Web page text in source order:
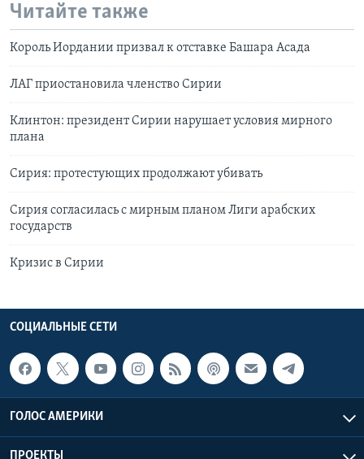
Читайте также
Король Иордании призвал к отставке Башара Асада
ЛАГ приостановила членство Сирии
Клинтон: президент Сирии нарушает условия мирного
плана
Сирия: протестующих продолжают убивать
Сирия согласилась с мирным планом Лиги арабских
государств
Кризис в Сирии
СОЦИАЛЬНЫЕ СЕТИ
ГОЛОС АМЕРИКИ
ПРОЕКТЫ